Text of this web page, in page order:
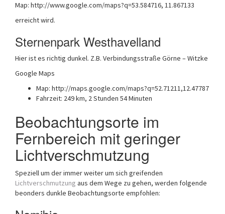
Map: http://www.google.com/maps?q=53.584716, 11.867133
erreicht wird.
Sternenpark Westhavelland
Hier ist es richtig dunkel. Z.B. Verbindungsstraße Görne – Witzke
Google Maps
Map: http://maps.google.com/maps?q=52.71211,12.47787
Fahrzeit: 249 km, 2 Stunden 54 Minuten
Beobachtungsorte im
Fernbereich mit geringer
Lichtverschmutzung
Speziell um der immer weiter um sich greifenden
Lichtverschmutzung aus dem Wege zu gehen, werden folgende
beonders dunkle Beobachtungsorte empfohlen: